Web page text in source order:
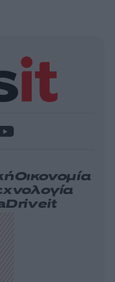
Οικονομία
Driveit